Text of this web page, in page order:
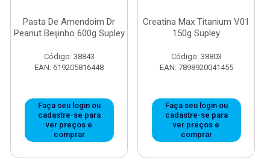
Pasta De Amendoim Dr
Peanut Beijinho 600g Supley
Código: 38843
EAN: 619205816448
Faça seu login ou
cadastre-se para
ver preços e
comprar
Creatina Max Titanium V01
150g Supley
Código: 38803
EAN: 7898920041455
Faça seu login ou
cadastre-se para
ver preços e
comprar